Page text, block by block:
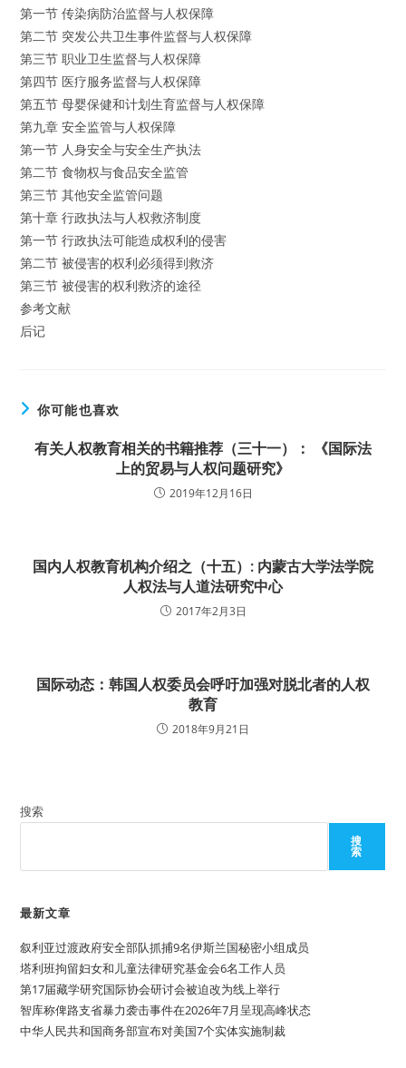
第一节 传染病防治监督与人权保障
第二节 突发公共卫生事件监督与人权保障
第三节 职业卫生监督与人权保障
第四节 医疗服务监督与人权保障
第五节 母婴保健和计划生育监督与人权保障
第九章 安全监管与人权保障
第一节 人身安全与安全生产执法
第二节 食物权与食品安全监管
第三节 其他安全监管问题
第十章 行政执法与人权救济制度
第一节 行政执法可能造成权利的侵害
第二节 被侵害的权利必须得到救济
第三节 被侵害的权利救济的途径
参考文献
后记
你可能也喜欢
有关人权教育相关的书籍推荐（三十一）： 《国际法
上的贸易与人权问题研究》
2019年12月16日
国内人权教育机构介绍之（十五）: 内蒙古大学法学院
人权法与人道法研究中心
2017年2月3日
国际动态：韩国人权委员会呼吁加强对脱北者的人权
教育
2018年9月21日
搜索
搜
索
最新文章
叙利亚过渡政府安全部队抓捕9名伊斯兰国秘密小组成员
塔利班拘留妇女和儿童法律研究基金会6名工作人员
第17届藏学研究国际协会研讨会被迫改为线上举行
智库称俾路支省暴力袭击事件在2026年7月呈现高峰状态
中华人民共和国商务部宣布对美国7个实体实施制裁